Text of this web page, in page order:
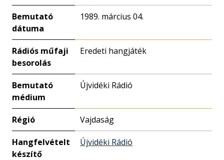
Bemutató
dátuma
1989. március 04.
Rádiós műfaji
besorolás
Eredeti hangjáték
Bemutató
médium
Újvidéki Rádió
Régió Vajdaság
Hangfelvételt
készítő
Újvidéki Rádió